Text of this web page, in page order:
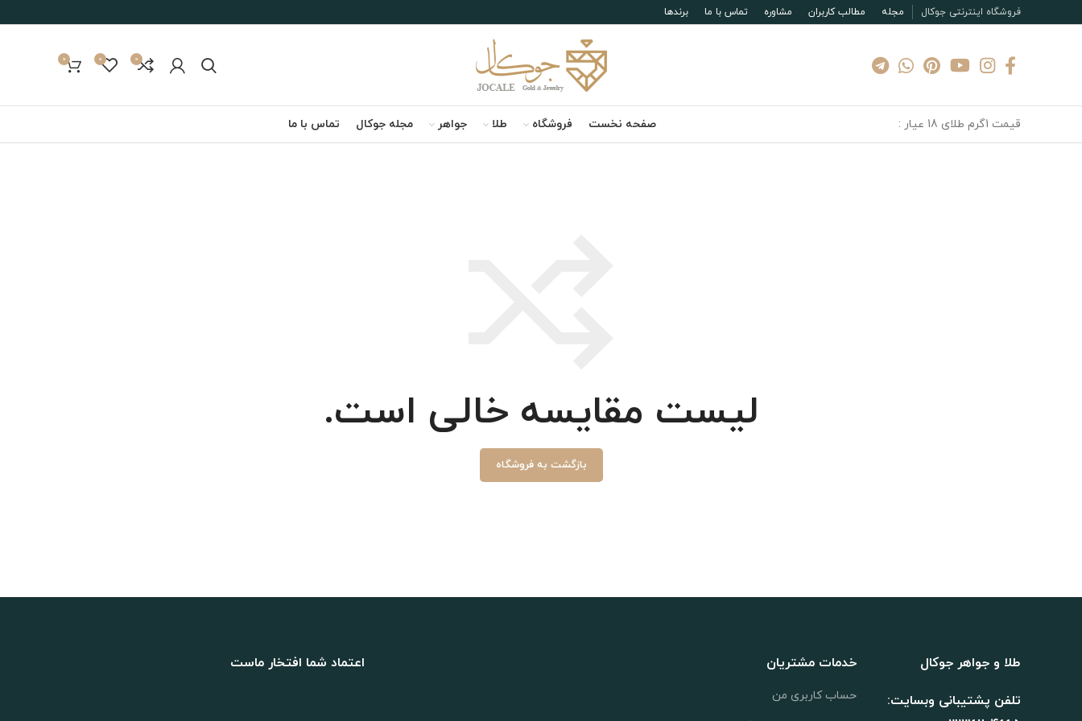
فروشگاه اینترنتی جوکال مجله مطالب کاربران مشاوره تماس با ما برندها
0
0
0
قیمت 1گرم طلای 18 عیار : صفحه نخست فروشگاه طلا جواهر مجله جوکال تماس با ما
لیست مقایسه خالی است.
بازگشت به فروشگاه
طلا و جواهر جوکال
تلفن پشتیبانی وبسایت:
خدمات مشتریان
حساب کاربری من
اعتماد شما افتخار ماست